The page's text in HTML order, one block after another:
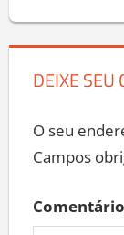
DEIXE SEU
O seu
Campos
Comentário